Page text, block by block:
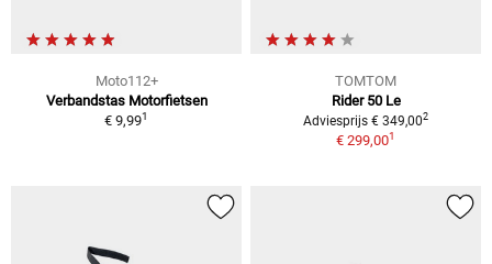
Moto112+
Verbandstas Motorfietsen
€ 9,991
TOMTOM
Rider 50 Le
Adviesprijs € 349,002
€ 299,001